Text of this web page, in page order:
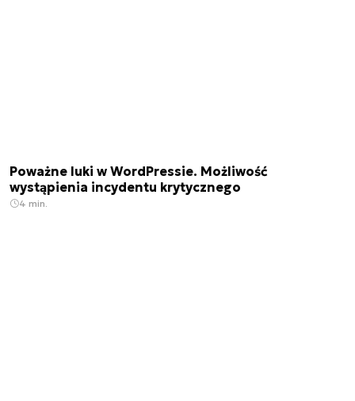
Poważne luki w WordPressie. Możliwość
wystąpienia incydentu krytycznego
4 min.